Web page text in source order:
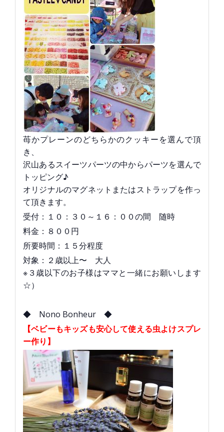
苺かプレーンのどちらかのクッキーを選んで頂
き、
沢山あるスイーツパーツの中からパーツを選んで
トッピング♪
オリジナルのマグネットまたはストラップを作っ
て頂きます。
受付：１０：３０～１６：００の間 随時
料金：８００円
所要時間：１５分程度
対象：２歳以上〜 大人
※３歳以下のお子様はママと一緒にお願いします
☆）
◆ Nono Bonheur ◆
【ベビーもキッズも安心して使える虫よけスプレ
ー作り】